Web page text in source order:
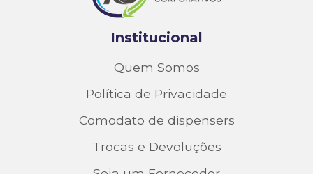
Institucional
Quem Somos
Política de Privacidade
Comodato de dispensers
Trocas e Devoluções